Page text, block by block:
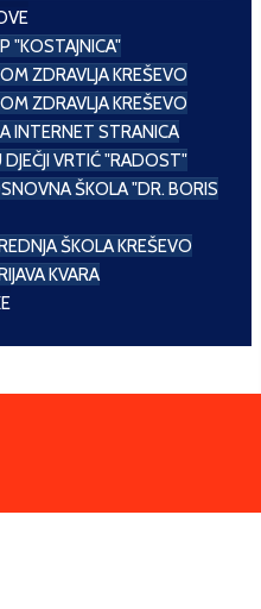
"KOSTAJNICA"
ZDRAVLJA KREŠEVO
ZDRAVLJA KREŠEVO
INTERNET STRANICA
DJEČJI VRTIĆ "RADOST"
ŠKOLA "DR. BORIS
ŠKOLA KREŠEVO
KVARA